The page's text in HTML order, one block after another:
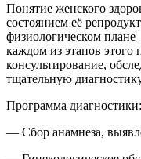
Понятие женского
состоянием её
физиологическом
каждом из этапов этого
консультирование,
тщательную
Программа диагностики:
— Сбор анамнеза,